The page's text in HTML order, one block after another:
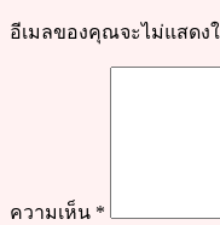
อีเมลของคุณจะไม่แสดง
ความเห็น *